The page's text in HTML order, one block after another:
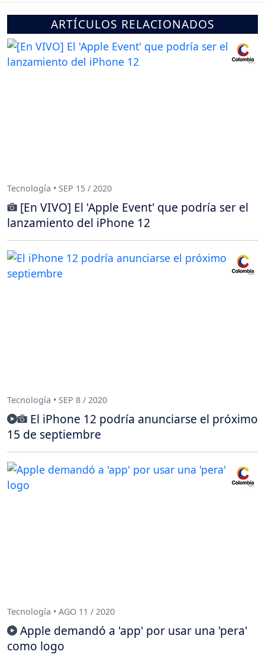
ARTÍCULOS RELACIONADOS
Tecnología • SEP 15 / 2020
[En VIVO] El 'Apple Event' que podría ser el
lanzamiento del iPhone 12
Tecnología • SEP 8 / 2020
El iPhone 12 podría anunciarse el próximo
15 de septiembre
Tecnología • AGO 11 / 2020
Apple demandó a 'app' por usar una 'pera'
como logo